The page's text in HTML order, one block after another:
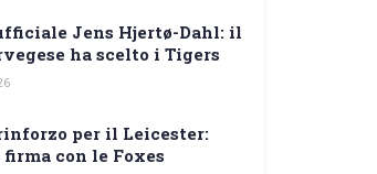
Jens Hjertø-Dahl: il
ha scelto i Tigers
per il Leicester:
firma con le Foxes